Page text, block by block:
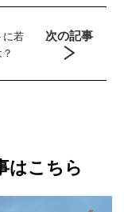
若
次の記事
はこちら